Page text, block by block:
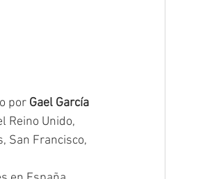
por Gael García
Reino Unido,
San Francisco,